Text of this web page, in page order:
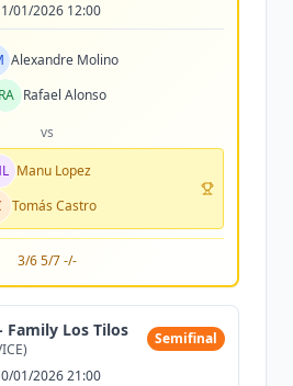
01/2026 12:00
Alexandre Molino
RA Rafael Alonso
vs
Manu Lopez
Tomás Castro
3/6 5/7 -/-
Family Los Tilos
Semifinal
01/2026 21:00